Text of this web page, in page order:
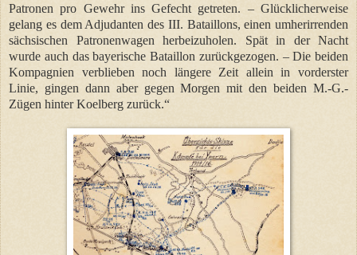
Patronen pro Gewehr ins Gefecht getreten. – Glücklicherweise
gelang es dem Adjudanten des III. Bataillons, einen umherirrenden
sächsischen Patronenwagen herbeizuholen. Spät in der Nacht
wurde auch das bayerische Bataillon zurückgezogen. – Die beiden
Kompagnien verblieben noch längere Zeit allein in vorderster
Linie, gingen dann aber gegen Morgen mit den beiden M.-G.-
Zügen hinter Koelberg zurück.“